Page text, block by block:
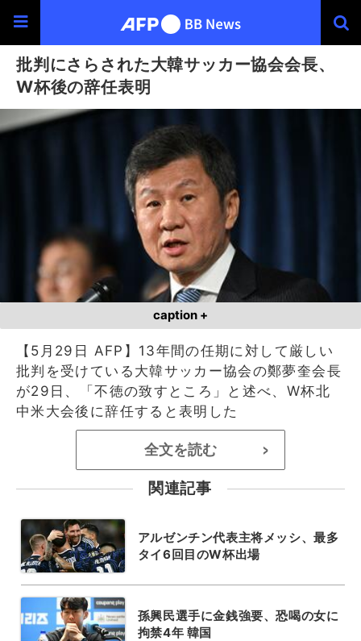
批判にさらされた大韓サッカー協会会長、
W杯後の辞任表明
caption +
【5月29日 AFP】13年間の任期に対して厳しい
批判を受けている大韓サッカー協会の鄭夢奎会長
が29日、「不徳の致すところ」と述べ、W杯北
中米大会後に辞任すると表明した
全文を読む >
関連記事
アルゼンチン代表主将メッシ、最多
タイ6回目のW杯出場
孫興民選手に金銭強要、恐喝の女に
拘禁4年 韓国